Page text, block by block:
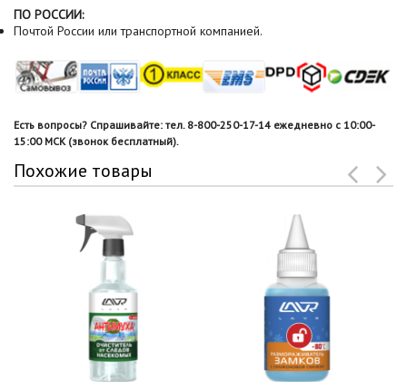
ПО РОССИИ:
Почтой России или транспортной компанией.
Есть вопросы? Спрашивайте: тел. 8-800-250-17-14 ежедневно с 10:00-
15:00 МСК (звонок бесплатный).
Похожие товары